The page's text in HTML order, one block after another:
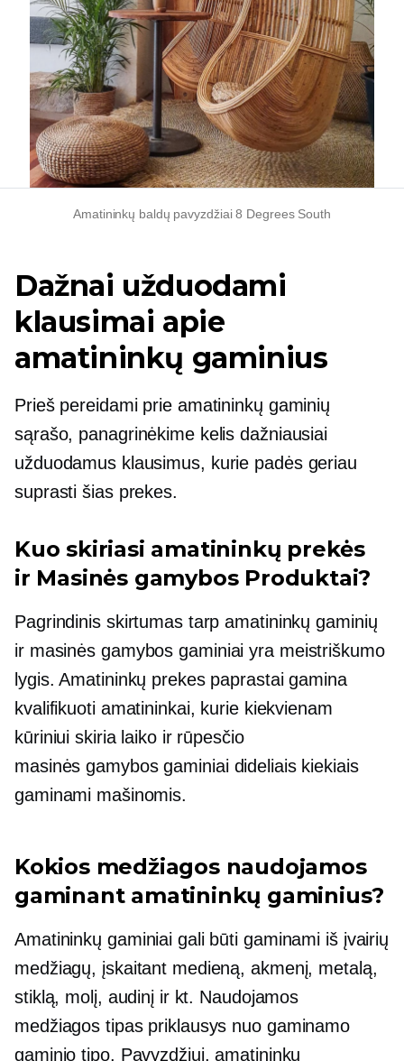
Amatininkų baldų pavyzdžiai 8 Degrees South
Dažnai užduodami
klausimai apie
amatininkų gaminius
Prieš pereidami prie amatininkų gaminių
sąrašo, panagrinėkime kelis dažniausiai
užduodamus klausimus, kurie padės geriau
suprasti šias prekes.
Kuo skiriasi amatininkų prekės
ir Masinės gamybosProduktai?
Pagrindinis skirtumas tarp amatininkų gaminių
ir masinės gamybos gaminiai yra meistriškumo
lygis. Amatininkų prekes paprastai gamina
kvalifikuoti amatininkai, kurie kiekvienam
kūriniui skiria laiko ir rūpesčio
masinės gamybosgaminiai dideliais kiekiais
gaminami mašinomis.
Kokios medžiagos naudojamos
gaminant amatininkų gaminius?
Amatininkų gaminiai gali būti gaminami iš įvairių
medžiagų, įskaitant medieną, akmenį, metalą,
stiklą, molį, audinį ir kt. Naudojamos
medžiagos tipas priklausys nuo gaminamo
gaminio tipo. Pavyzdžiui, amatininkų